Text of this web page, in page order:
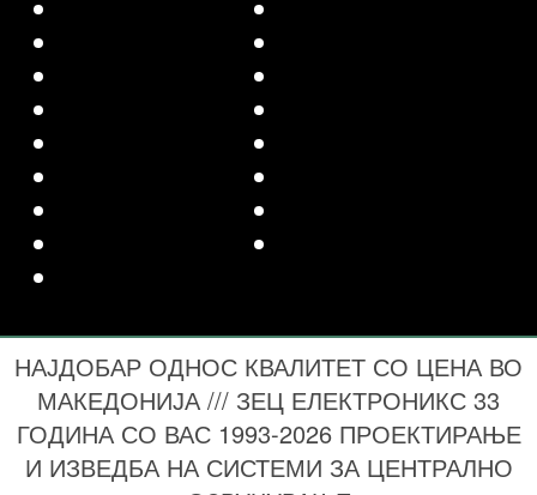
НАЈДОБАР ОДНОС КВАЛИТЕТ СО ЦЕНА ВО
МАКЕДОНИЈА /// ЗЕЦ ЕЛЕКТРОНИКС 33
ГОДИНА СО ВАС 1993-2026 ПРОЕКТИРАЊЕ
И ИЗВЕДБА НА СИСТЕМИ ЗА ЦЕНТРАЛНО